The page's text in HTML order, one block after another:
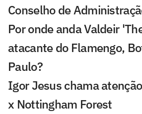
Conselho de
Por onde anda Valdeir
atacante do Flamengo,
Paulo?
Igor Jesus chama
x Nottingham Forest